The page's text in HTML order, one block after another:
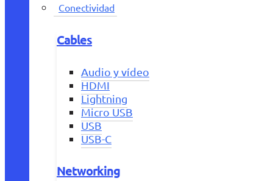
Conectividad
Cables
Audio y vídeo
HDMI
Lightning
Micro USB
USB
USB-C
Networking